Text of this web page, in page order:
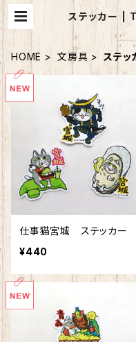
ステッカー |
HOME 文房具 ステッ
仕事猫宮城 ステッカー
¥440